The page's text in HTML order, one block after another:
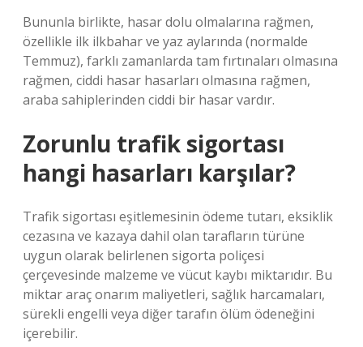
Bununla birlikte, hasar dolu olmalarına rağmen,
özellikle ilk ilkbahar ve yaz aylarında (normalde
Temmuz), farklı zamanlarda tam fırtınaları olmasına
rağmen, ciddi hasar hasarları olmasına rağmen,
araba sahiplerinden ciddi bir hasar vardır.
Zorunlu trafik sigortası
hangi hasarları karşılar?
Trafik sigortası eşitlemesinin ödeme tutarı, eksiklik
cezasına ve kazaya dahil olan tarafların türüne
uygun olarak belirlenen sigorta poliçesi
çerçevesinde malzeme ve vücut kaybı miktarıdır. Bu
miktar araç onarım maliyetleri, sağlık harcamaları,
sürekli engelli veya diğer tarafın ölüm ödeneğini
içerebilir.